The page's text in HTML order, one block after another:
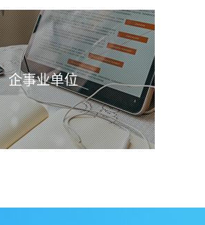
企事业单位